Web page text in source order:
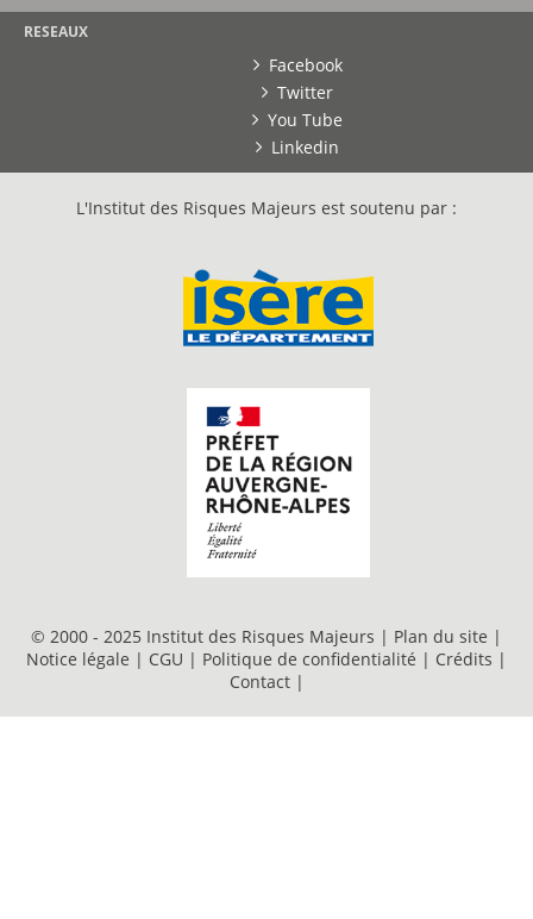
RESEAUX
Facebook
Twitter
You Tube
Linkedin
L'Institut des Risques Majeurs est soutenu par :
© 2000 - 2025 Institut des Risques Majeurs | Plan du site |
Notice légale | CGU | Politique de confidentialité | Crédits |
Contact |